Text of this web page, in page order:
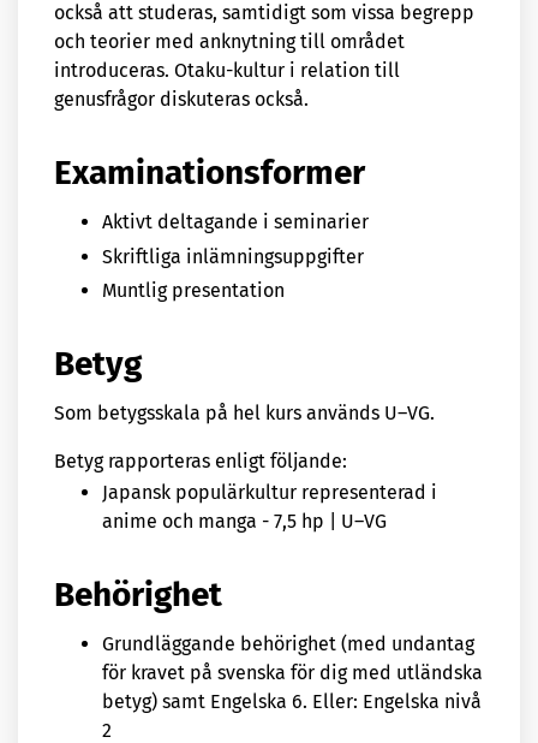
också att studeras, samtidigt som vissa begrepp
och teorier med anknytning till området
introduceras. Otaku-kultur i relation till
genusfrågor diskuteras också.
Examinationsformer
Aktivt deltagande i seminarier
Skriftliga inlämningsuppgifter
Muntlig presentation
Betyg
Som betygsskala på hel kurs används U–VG.
Betyg rapporteras enligt följande:
Japansk populärkultur representerad i
anime och manga - 7,5 hp | U–VG
Behörighet
Grundläggande behörighet (med undantag
för kravet på svenska för dig med utländska
betyg) samt Engelska 6. Eller: Engelska nivå
2